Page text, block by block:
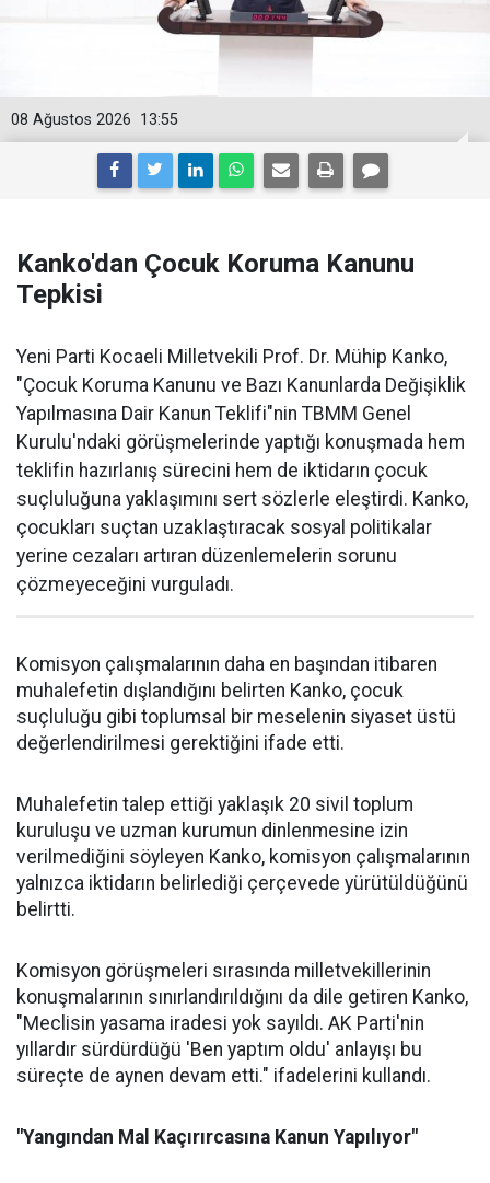
13:55
08 Ağustos 2026
Kanko'dan Çocuk Koruma Kanunu
Tepkisi
Yeni Parti Kocaeli Milletvekili Prof. Dr. Mühip Kanko,
"Çocuk Koruma Kanunu ve Bazı Kanunlarda Değişiklik
Yapılmasına Dair Kanun Teklifi"nin TBMM Genel
Kurulu'ndaki görüşmelerinde yaptığı konuşmada hem
teklifin hazırlanış sürecini hem de iktidarın çocuk
suçluluğuna yaklaşımını sert sözlerle eleştirdi. Kanko,
çocukları suçtan uzaklaştıracak sosyal politikalar
yerine cezaları artıran düzenlemelerin sorunu
çözmeyeceğini vurguladı.
Komisyon çalışmalarının daha en başından itibaren
muhalefetin dışlandığını belirten Kanko, çocuk
suçluluğu gibi toplumsal bir meselenin siyaset üstü
değerlendirilmesi gerektiğini ifade etti.
Muhalefetin talep ettiği yaklaşık 20 sivil toplum
kuruluşu ve uzman kurumun dinlenmesine izin
verilmediğini söyleyen Kanko, komisyon çalışmalarının
yalnızca iktidarın belirlediği çerçevede yürütüldüğünü
belirtti.
Komisyon görüşmeleri sırasında milletvekillerinin
konuşmalarının sınırlandırıldığını da dile getiren Kanko,
"Meclisin yasama iradesi yok sayıldı. AK Parti'nin
yıllardır sürdürdüğü 'Ben yaptım oldu' anlayışı bu
süreçte de aynen devam etti." ifadelerini kullandı.
"Yangından Mal Kaçırırcasına Kanun Yapılıyor"